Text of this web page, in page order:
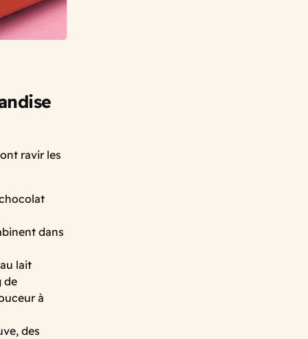
ravir les
dans
lait
de
à
des